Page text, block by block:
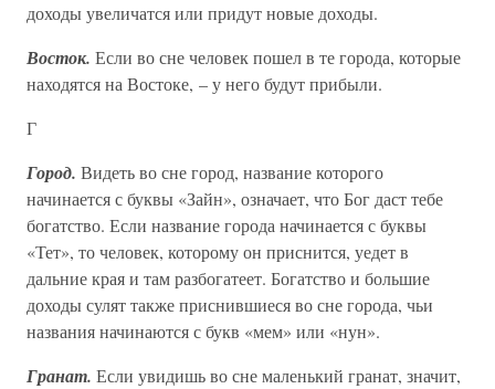
доходы увеличатся или придут новые доходы.
Восток. Если во сне человек пошел в те города, которые
находятся на Востоке, – у него будут прибыли.
Г
Город. Видеть во сне город, название которого
начинается с буквы «Зайн», означает, что Бог даст тебе
богатство. Если название города начинается с буквы
«Тет», то человек, которому он приснится, уедет в
дальние края и там разбогатеет. Богатство и большие
доходы сулят также приснившиеся во сне города, чьи
названия начинаются с букв «мем» или «нун».
Гранат. Если увидишь во сне маленький гранат, значит,